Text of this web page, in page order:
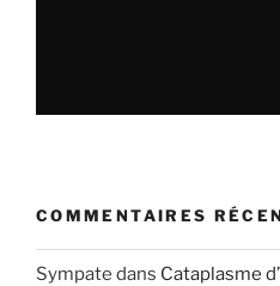
COMMENTAIRES
Sympate dans Cataplasme